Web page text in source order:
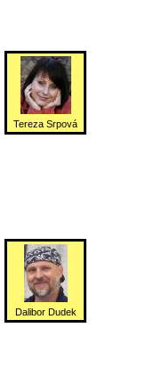
Tereza Srpová
Dalibor Dudek